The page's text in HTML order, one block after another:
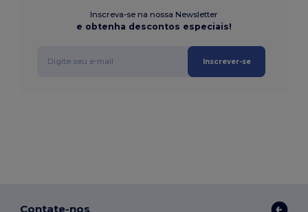
Inscreva-se na nossa Newsletter
e obtenha descontos especiais!
Inscrever-se
Contate-nos